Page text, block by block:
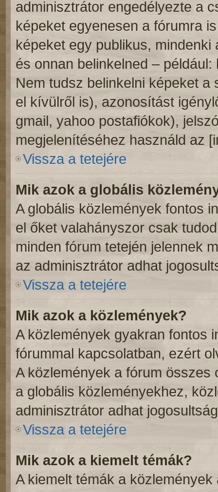
adminisztrátor engedélyezte a
képeket egyenesen a fórumra
képeket egy publikus,
és onnan belinkelned –
Nem tudsz belinkelni képeket
el kívülről is), azonosítást
gmail, yahoo postafiókok),
megjelenítéséhez használd az
Vissza a tetejére
Mik azok a globális
A globális közlemények fontos
el őket valahányszor csak
minden fórum tetején jelennek
az adminisztrátor adhat
Vissza a tetejére
Mik azok a közlemények?
A közlemények gyakran fontos
fórummal kapcsolatban, ezért
A közlemények a fórum összes
a globális közleményekhez,
adminisztrátor adhat
Vissza a tetejére
Mik azok a kiemelt témák?
A kiemelt témák a